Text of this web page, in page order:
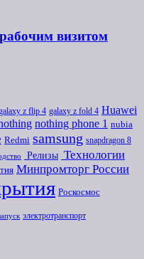
визитом
z flip 4 galaxy z fold 4 Huawei
nothing phone 1 nubia
Redmi samsung snapdragon 8
Релизы Технологии
Минпромторг России
Роскосмос
электротранспорт